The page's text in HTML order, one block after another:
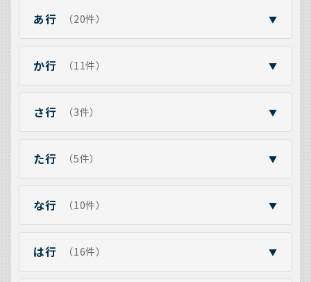
あ行 （20件） ▼
か行 （11件） ▼
さ行 （3件） ▼
た行 （5件） ▼
な行 （10件） ▼
は行 （16件） ▼